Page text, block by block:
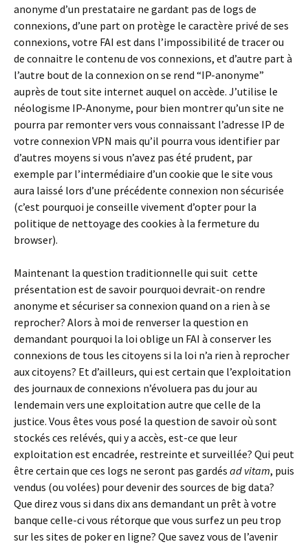
anonyme d’un prestataire ne gardant pas de logs de
connexions, d’une part on protège le caractère privé de ses
connexions, votre FAI est dans l’impossibilité de tracer ou
de connaitre le contenu de vos connexions, et d’autre part à
l’autre bout de la connexion on se rend “IP-anonyme”
auprès de tout site internet auquel on accède. J’utilise le
néologisme IP-Anonyme, pour bien montrer qu’un site ne
pourra par remonter vers vous connaissant l’adresse IP de
votre connexion VPN mais qu’il pourra vous identifier par
d’autres moyens si vous n’avez pas été prudent, par
exemple par l’intermédiaire d’un cookie que le site vous
aura laissé lors d’une précédente connexion non sécurisée
(c’est pourquoi je conseille vivement d’opter pour la
politique de nettoyage des cookies à la fermeture du
browser).
Maintenant la question traditionnelle qui suit cette
présentation est de savoir pourquoi devrait-on rendre
anonyme et sécuriser sa connexion quand on a rien à se
reprocher? Alors à moi de renverser la question en
demandant pourquoi la loi oblige un FAI à conserver les
connexions de tous les citoyens si la loi n’a rien à reprocher
aux citoyens? Et d’ailleurs, qui est certain que l’exploitation
des journaux de connexions n’évoluera pas du jour au
lendemain vers une exploitation autre que celle de la
justice. Vous êtes vous posé la question de savoir où sont
stockés ces relévés, qui y a accès, est-ce que leur
exploitation est encadrée, restreinte et surveillée? Qui peut
être certain que ces logs ne seront pas gardés ad vitam, puis
vendus (ou volées) pour devenir des sources de big data?
Que direz vous si dans dix ans demandant un prêt à votre
banque celle-ci vous rétorque que vous surfez un peu trop
sur les sites de poker en ligne? Que savez vous de l’avenir